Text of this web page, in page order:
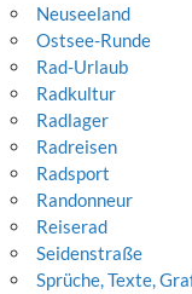
Neuseeland
Ostsee-Runde
Rad-Urlaub
Radkultur
Radlager
Radreisen
Radsport
Randonneur
Reiserad
Seidenstraße
Sprüche, Texte,